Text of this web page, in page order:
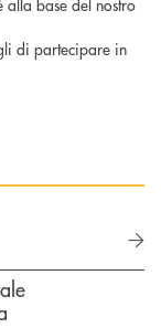
alla base del nostro
di partecipare in